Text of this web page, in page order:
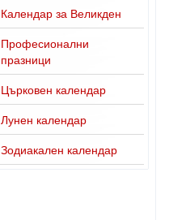
Календар за Великден
Професионални
празници
Църковен календар
Лунен календар
Зодиакален календар